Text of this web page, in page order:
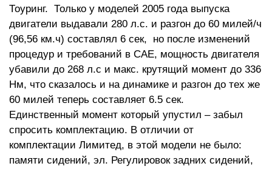
Тоуринг. Только у моделей 2005 года выпуска
двигатели выдавали 280 л.с. и разгон до 60 милей/ч
(96,56 км.ч) составлял 6 сек, но после изменений
процедур и требований в САЕ, мощность двигателя
убавили до 268 л.с и макс. крутящий момент до 336
Нм, что сказалось и на динамике и разгон до тех же
60 милей теперь составляет 6.5 сек.
Единственный момент который упустил – забыл
спросить комплектацию. В отличии от
комплектации Лимитед, в этой модели не было:
памяти сидений, эл. Регулировок задних сидений,